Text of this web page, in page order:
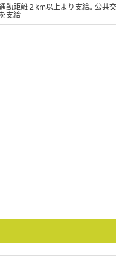
勤距離２km以上より支給。公共
支給